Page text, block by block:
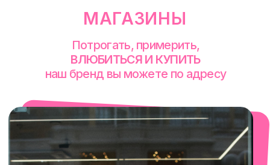
Екатеринбург
+7 (922) 030-63-11
с 10-00 до 21-00
смотреть в Яндекс. Картах